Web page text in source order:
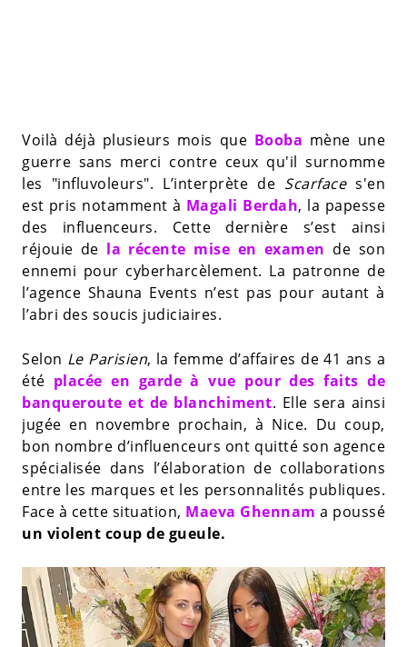
Voilà déjà plusieurs mois que Booba mène une
guerre sans merci contre ceux qu'il surnomme
les "influvoleurs". L’interprète de Scarface s'en
est pris notamment à Magali Berdah, la papesse
des influenceurs. Cette dernière s’est ainsi
réjouie de la récente mise en examen de son
ennemi pour cyberharcèlement. La patronne de
l’agence Shauna Events n’est pas pour autant à
l’abri des soucis judiciaires.
Selon Le Parisien, la femme d’affaires de 41 ans a
été placée en garde à vue pour des faits de
banqueroute et de blanchiment. Elle sera ainsi
jugée en novembre prochain, à Nice. Du coup,
bon nombre d’influenceurs ont quitté son agence
spécialisée dans l’élaboration de collaborations
entre les marques et les personnalités publiques.
Face à cette situation, Maeva Ghennam a poussé
un violent coup de gueule.